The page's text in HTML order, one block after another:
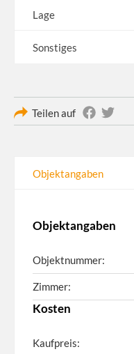
Lage
Sonstiges
Teilen auf
Objektangaben
Objektangaben
Objektnummer:
Zimmer:
Kosten
Kaufpreis: